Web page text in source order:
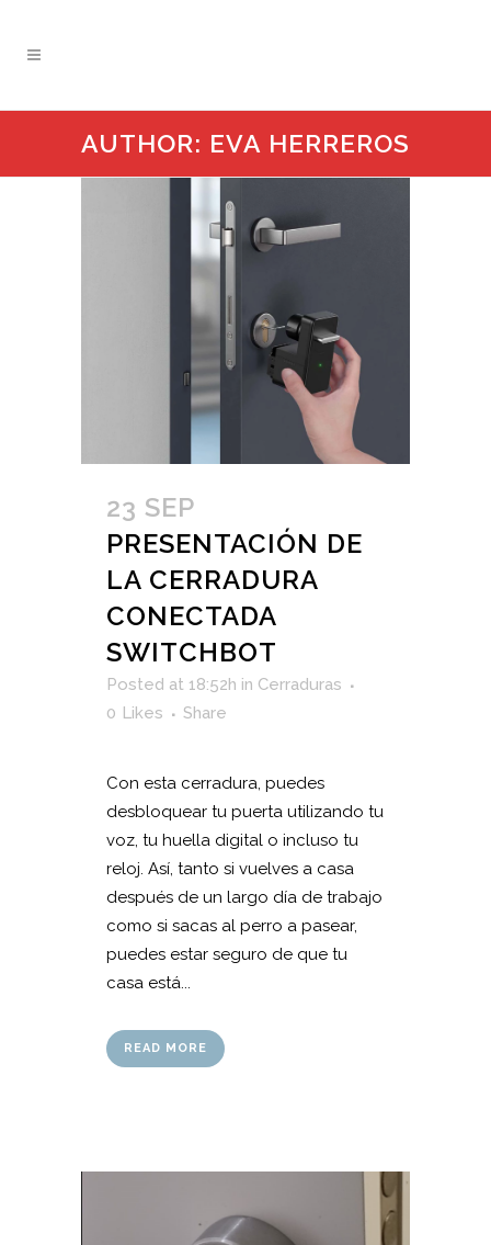
AUTHOR: EVA HERREROS
23 SEP
PRESENTACIÓN DE
LA CERRADURA
CONECTADA
SWITCHBOT
Posted at 18:52h in Cerraduras
0 Likes Share
Con esta cerradura, puedes
desbloquear tu puerta utilizando tu
voz, tu huella digital o incluso tu
reloj. Así, tanto si vuelves a casa
después de un largo día de trabajo
como si sacas al perro a pasear,
puedes estar seguro de que tu
casa está...
READ MORE